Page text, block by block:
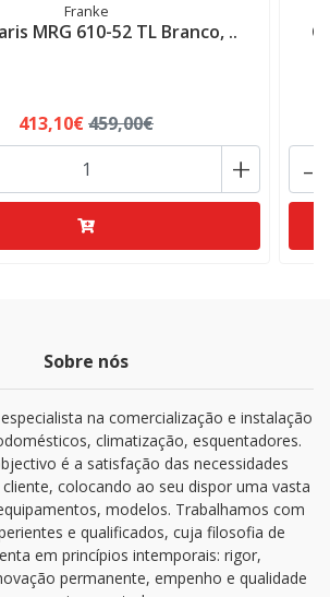
Franke
MRG 610-52 TL Branco, ..
413,10€459,00€
+ -
Sobre nós
na comercialização e instalação
climatização, esquentadores.
é a satisfação das necessidades
colocando ao seu dispor uma vasta
modelos. Trabalhamos com
e qualificados, cuja filosofia de
em princípios intemporais: rigor,
permanente, empenho e qualidade